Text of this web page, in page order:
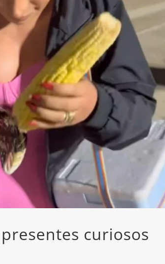
curiosos